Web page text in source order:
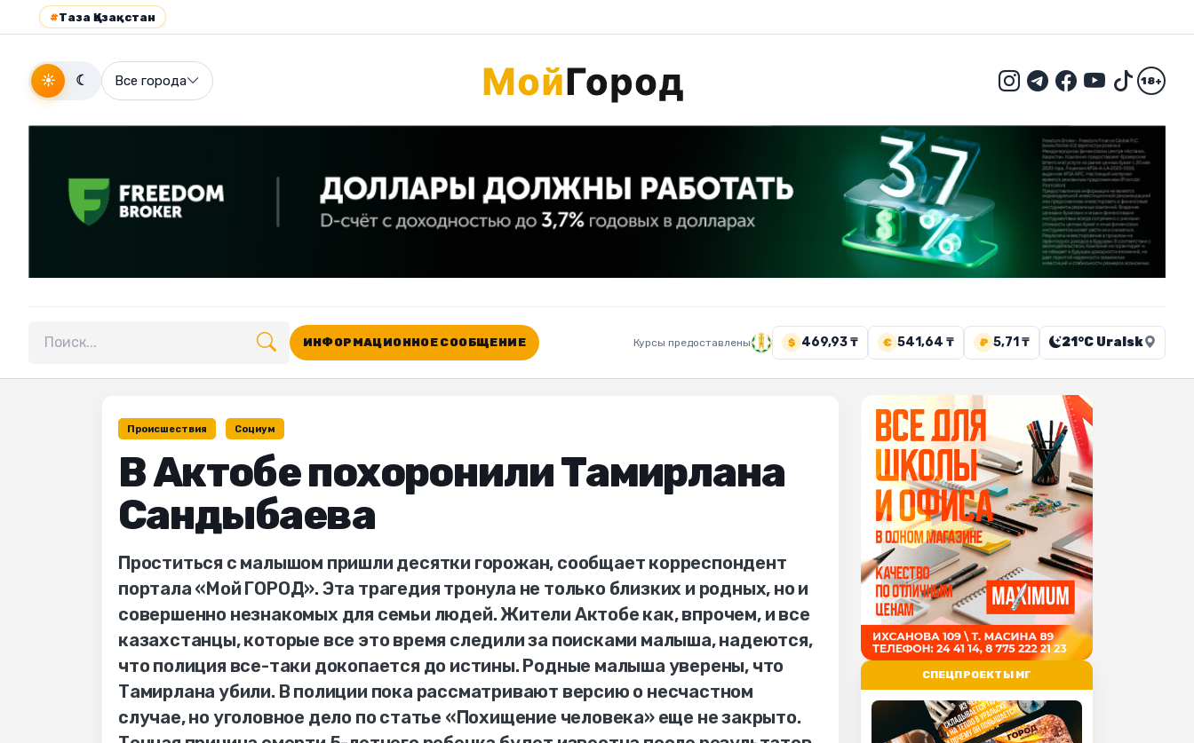
#Таза Қазақстан
☀ ☾ Все города 18+
Поиск по сайту
ИНФОРМАЦИОННОЕ СООБЩЕНИЕ Курсы предоставлены $ 469,93 ₸ € 541,64 ₸ ₽ 5,71 ₸ 21°C Uralsk
Происшествия Социум
В Актобе похоронили Тамирлана
Сандыбаева
Проститься с малышом пришли десятки горожан, сообщает корреспондент
портала «Мой ГОРОД». Эта трагедия тронула не только близких и родных, но и
совершенно незнакомых для семьи людей. Жители Актобе как, впрочем, и все
казахстанцы, которые все это время следили за поисками малыша, надеются,
что полиция все-таки докопается до истины. Родные малыша уверены, что
Тамирлана убили. В полиции пока рассматривают версию о несчастном
случае, но уголовное дело по статье «Похищение человека» еще не закрыто.
СПЕЦПРОЕКТЫ МГ